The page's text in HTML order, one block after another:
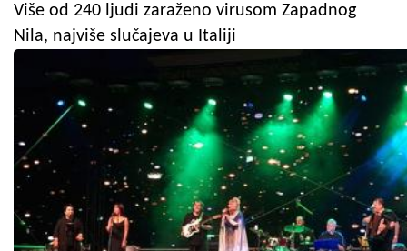
Više od 240 ljudi zaraženo virusom Zapadnog
Nila, najviše slučajeva u Italiji